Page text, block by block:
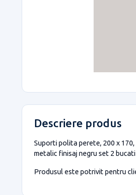
Descriere produs
Suporti polita perete, 200 x
metalic finisaj negru set 2
Produsul este potrivit pentru